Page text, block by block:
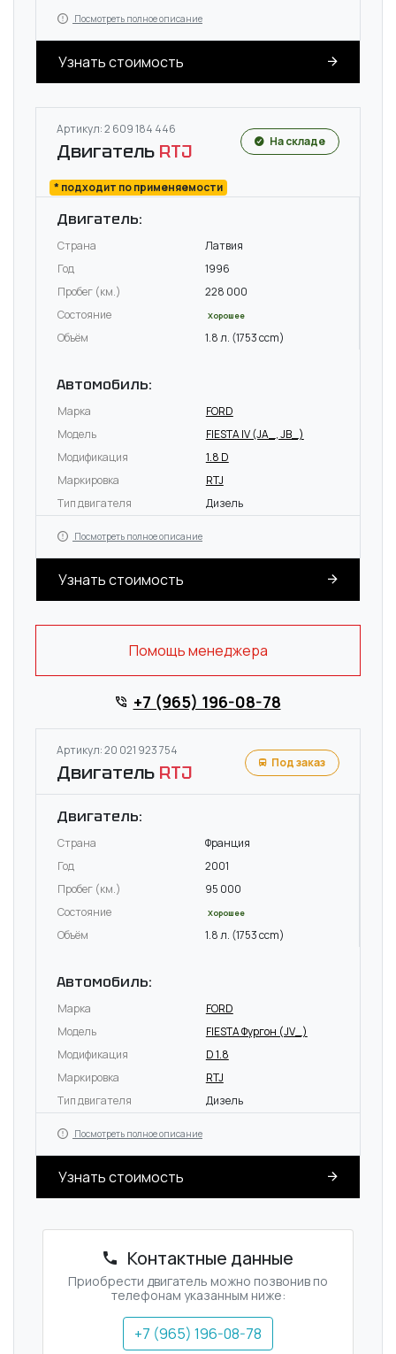
Посмотреть полное описание
Узнать стоимость
Артикул: 2 609 184 446
Двигатель RTJ
* подходит по применяемости
На складе
Двигатель:
Страна
Латвия
Год
1996
Пробег (км.)
228 000
Состояние
Хорошее
Объём 1.8 л. (1753 ccm)
Автомобиль:
Марка
FORD
Модель
FIESTA IV (JA_, JB_)
Модификация
1.8 D
Маркировка
RTJ
Тип двигателя
Дизель
Посмотреть полное описание
Узнать стоимость
Помощь менеджера
+7 (965) 196-08-78
Артикул: 20 021 923 754
Двигатель RTJ Под заказ
Двигатель:
Страна
Франция
Год
2001
Пробег (км.)
95 000
Состояние
Хорошее
Объём 1.8 л. (1753 ccm)
Автомобиль:
Марка
FORD
Модель
FIESTA Фургон (JV_)
Модификация
D 1.8
Маркировка
RTJ
Тип двигателя
Дизель
Посмотреть полное описание
Узнать стоимость
Контактные данные
Приобрести двигатель можно позвонив по
телефонам указанным ниже:
+7 (965) 196-08-78